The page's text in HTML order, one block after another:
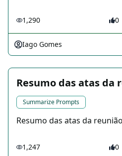
1,290 0
Iago Gomes
Resumo das atas da
Summarize Prompts
Resumo das atas da reunião
1,247 0